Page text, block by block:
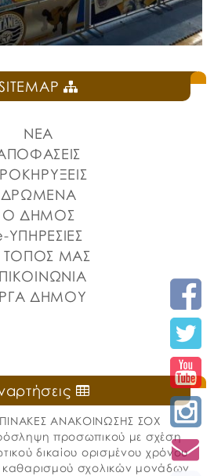
ΝΕΑ
ΔΡΩΜΕΝΑ
Ο ΔΗΜΟΣ
ΥΠΗΡΕΣΙΕΣ
ΜΑΣ
ΔΗΜΟΥ
ΑΝΑΚΟΙΝΩΣΗΣ ΣΟΧ
προσωπικού με σχέση
δικαίου ορισμένου χρόνου
καθαρισμού σχολικών μονάδων